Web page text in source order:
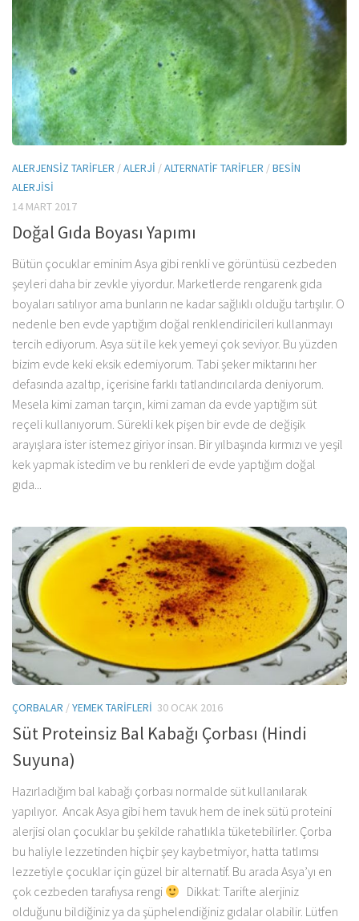
ALERJENSIZ TARIFLER /ALERJI /ALTERNATIF TARIFLER /BESIN
ALERJISI
14 MART 2017
Doğal Gıda Boyası Yapımı
Bütün çocuklar eminim Asya gibi renkli ve görüntüsü cezbeden
şeyleri daha bir zevkle yiyordur. Marketlerde rengarenk gıda
boyaları satılıyor ama bunların ne kadar sağlıklı olduğu tartışılır. O
nedenle ben evde yaptığım doğal renklendiricileri kullanmayı
tercih ediyorum. Asya süt ile kek yemeyi çok seviyor. Bu yüzden
bizim evde keki eksik edemiyorum. Tabi şeker miktarını her
defasında azaltıp, içerisine farklı tatlandırıcılarda deniyorum.
Mesela kimi zaman tarçın, kimi zaman da evde yaptığım süt
reçeli kullanıyorum. Sürekli kek pişen bir evde de değişik
arayışlara ister istemez giriyor insan. Bir yılbaşında kırmızı ve yeşil
kek yapmak istedim ve bu renkleri de evde yaptığım doğal
gıda...
ÇORBALAR /YEMEK TARIFLERI 30 OCAK 2016
Süt Proteinsiz Bal Kabağı Çorbası (Hindi
Suyuna)
Hazırladığım bal kabağı çorbası normalde süt kullanılarak
yapılıyor. Ancak Asya gibi hem tavuk hem de inek sütü proteini
alerjisi olan çocuklar bu şekilde rahatlıkla tüketebilirler. Çorba
bu haliyle lezzetinden hiçbir şey kaybetmiyor, hatta tatlımsı
lezzetiyle çocuklar için güzel bir alternatif. Bu arada Asya’yı en
çok cezbeden tarafıysa rengi
Dikkat: Tarifte alerjiniz
olduğunu bildiğiniz ya da şüphelendiğiniz gıdalar olabilir. Lütfen